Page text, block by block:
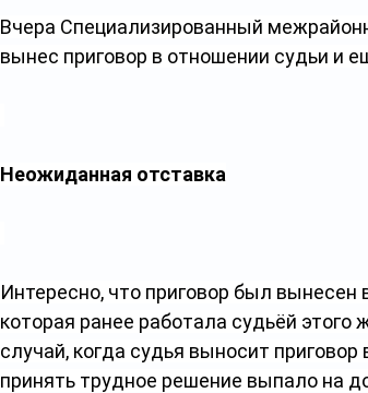
Вчера Специализированный
вынес приговор в отношении судьи и
Неожиданная отставка
Интересно, что приговор был
которая ранее работала судьёй
случай, когда судья выносит
принять трудное решение выпало на